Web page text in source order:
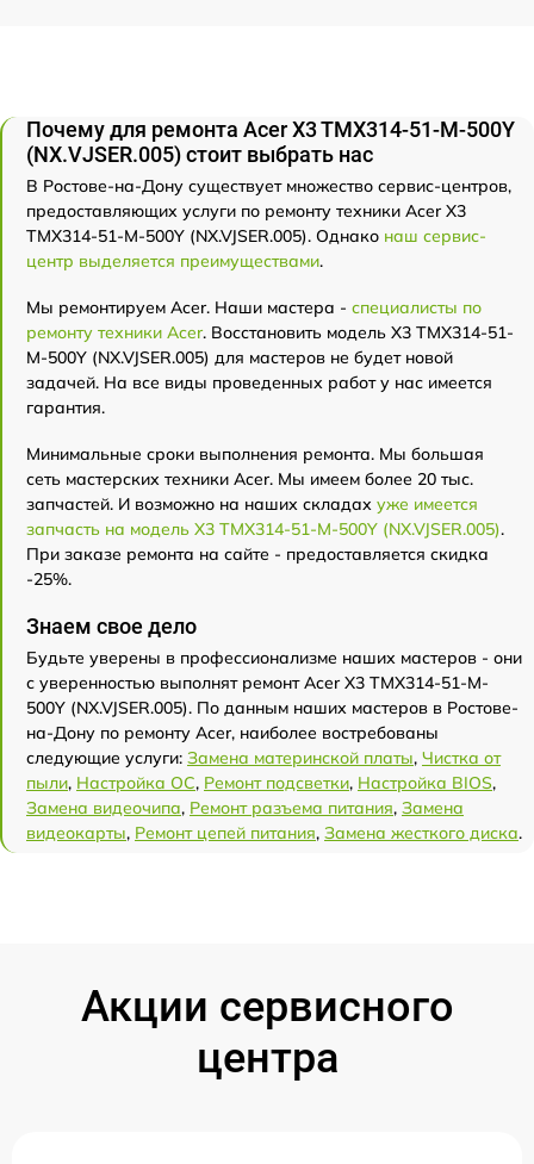
Почему для ремонта Acer X3 TMX314-51-M-500Y
(NX.VJSER.005) стоит выбрать нас
В Ростове-на-Дону существует множество сервис-центров,
предоставляющих услуги по ремонту техники Acer X3
TMX314-51-M-500Y (NX.VJSER.005). Однако наш сервис-
центр выделяется преимуществами.
Мы ремонтируем Acer. Наши мастера - специалисты по
ремонту техники Acer. Восстановить модель X3 TMX314-51-
M-500Y (NX.VJSER.005) для мастеров не будет новой
задачей. На все виды проведенных работ у нас имеется
гарантия.
Минимальные сроки выполнения ремонта. Мы большая
сеть мастерских техники Acer. Мы имеем более 20 тыс.
запчастей. И возможно на наших складах уже имеется
запчасть на модель X3 TMX314-51-M-500Y (NX.VJSER.005).
При заказе ремонта на сайте - предоставляется скидка
-25%.
Знаем свое дело
Будьте уверены в профессионализме наших мастеров - они
с уверенностью выполнят ремонт Acer X3 TMX314-51-M-
500Y (NX.VJSER.005). По данным наших мастеров в Ростове-
на-Дону по ремонту Acer, наиболее востребованы
следующие услуги: Замена материнской платы, Чистка от
пыли, Настройка ОС, Ремонт подсветки, Настройка BIOS,
Замена видеочипа, Ремонт разъема питания, Замена
видеокарты, Ремонт цепей питания, Замена жесткого диска.
Акции сервисного
центра